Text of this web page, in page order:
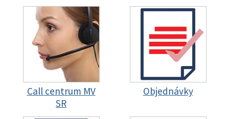
Call centrum MV
SR
Objednávky